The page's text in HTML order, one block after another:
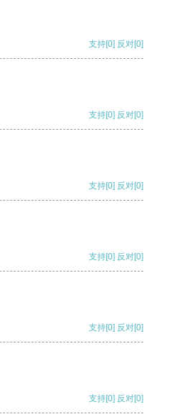
支持[0] 反对[0]
支持[0] 反对[0]
支持[0] 反对[0]
支持[0] 反对[0]
支持[0] 反对[0]
支持[0] 反对[0]